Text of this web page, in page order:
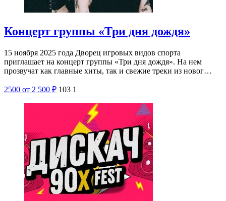
Концерт группы «Три дня дождя»
15 ноября 2025 года Дворец игровых видов спорта
приглашает на концерт группы «Три дня дождя». На нем
прозвучат как главные хиты, так и свежие треки из новог…
2500 от 2 500 ₽ 103 1